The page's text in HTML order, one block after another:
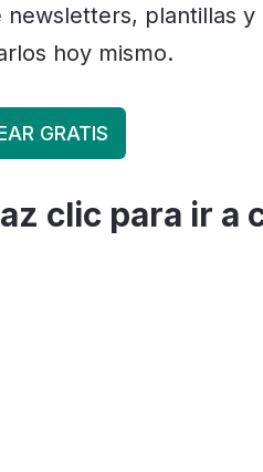
plantillas y
hoy mismo.
GRATIS
clic para ir a